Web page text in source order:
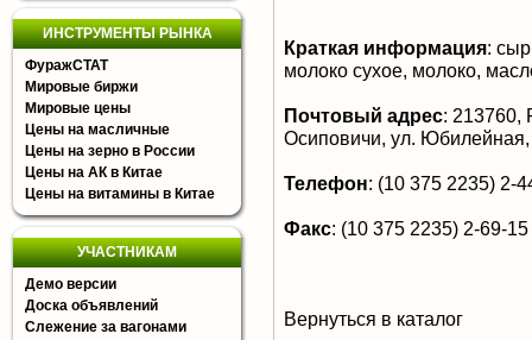
ИНСТРУМЕНТЫ РЫНКА
ФуражСТАТ
Мировые биржи
Мировые цены
Цены на масличные
Цены на зерно в России
Цены на АК в Китае
Цены на витамины в Китае
УЧАСТНИКАМ
Демо версии
Доска объявлений
Слежение за вагонами
Краткая информация:
молоко сухое, молоко,
Почтовый адрес: 213760,
Осиповичи, ул.
Телефон: (10 375 2235) 2-
Факс: (10 375 2235) 2-69-15
Вернуться в каталог